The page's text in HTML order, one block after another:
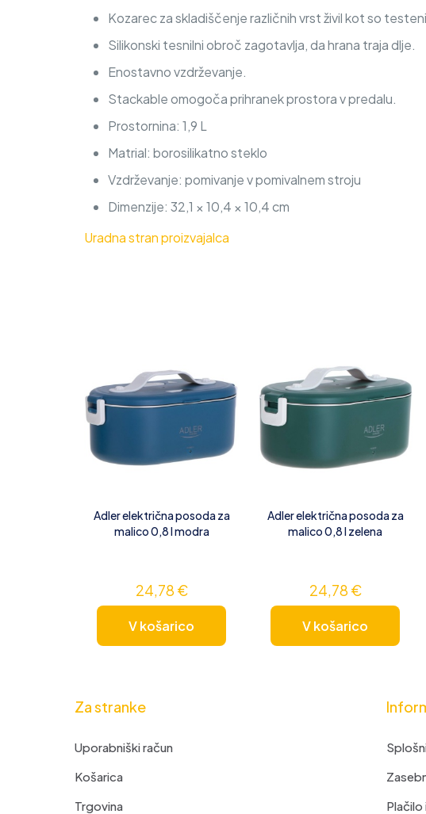
Kozarec za skladiščenje različnih vrst živil kot so
Silikonski tesnilni obroč zagotavlja, da hrana traja dlje.
Enostavno vzdrževanje.
Stackable omogoča prihranek prostora v predalu.
Prostornina: 1,9 L
Matrial: borosilikatno steklo
Vzdrževanje: pomivanje v pomivalnem stroju
Dimenzije: 32,1 × 10,4 × 10,4 cm
Uradna stran proizvajalca
Adler električna posoda za
malico 0,8 l modra
24,78 €
V košarico
Adler električna posoda za
malico 0,8 l zelena
24,78 €
V košarico
Za stranke
Uporabniški račun
Košarica
Trgovina